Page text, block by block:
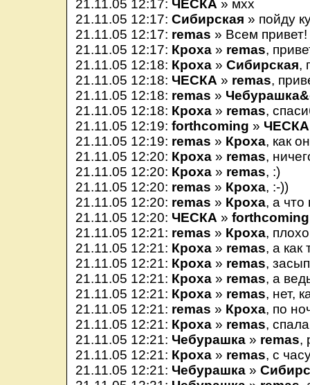
21.11.05 12:17: ЧЕСКА » мхх
21.11.05 12:17: Сибирская » пойду
21.11.05 12:17: remas » Всем привет!
21.11.05 12:17: Кроха » remas,
21.11.05 12:18: Кроха » Сибирская,
21.11.05 12:18: ЧЕСКА » remas,
21.11.05 12:18: remas »
21.11.05 12:18: Кроха » remas,
21.11.05 12:19: forthcoming » ЧЕСКА
21.11.05 12:19: remas » Кроха, как
21.11.05 12:20: Кроха » remas,
21.11.05 12:20: Кроха » remas, :)
21.11.05 12:20: remas » Кроха, :-))
21.11.05 12:20: remas » Кроха, а что
21.11.05 12:20: ЧЕСКА » forthcoming
21.11.05 12:21: remas » Кроха,
21.11.05 12:21: Кроха » remas, а как
21.11.05 12:21: Кроха » remas,
21.11.05 12:21: Кроха » remas, а
21.11.05 12:21: Кроха » remas, нет,
21.11.05 12:21: remas » Кроха, по
21.11.05 12:21: Кроха » remas,
21.11.05 12:21: Чебурашка » remas,
21.11.05 12:21: Кроха » remas, с
21.11.05 12:21: Чебурашка »